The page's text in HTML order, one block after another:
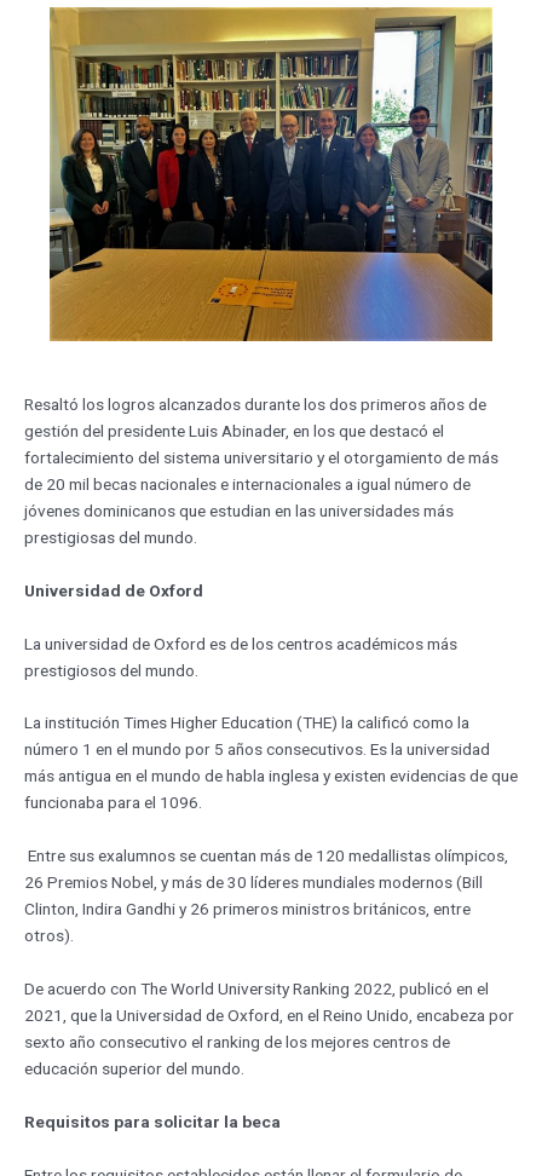
Resaltó los logros alcanzados durante los dos primeros años de
gestión del presidente Luis Abinader, en los que destacó el
fortalecimiento del sistema universitario y el otorgamiento de más
de 20 mil becas nacionales e internacionales a igual número de
jóvenes dominicanos que estudian en las universidades más
prestigiosas del mundo.
Universidad de Oxford
La universidad de Oxford es de los centros académicos más
prestigiosos del mundo.
La institución Times Higher Education (THE) la calificó como la
número 1 en el mundo por 5 años consecutivos. Es la universidad
más antigua en el mundo de habla inglesa y existen evidencias de que
funcionaba para el 1096.
Entre sus exalumnos se cuentan más de 120 medallistas olímpicos,
26 Premios Nobel, y más de 30 líderes mundiales modernos (Bill
Clinton, Indira Gandhi y 26 primeros ministros británicos, entre
otros).
De acuerdo con The World University Ranking 2022, publicó en el
2021, que la Universidad de Oxford, en el Reino Unido, encabeza por
sexto año consecutivo el ranking de los mejores centros de
educación superior del mundo.
Requisitos para solicitar la beca